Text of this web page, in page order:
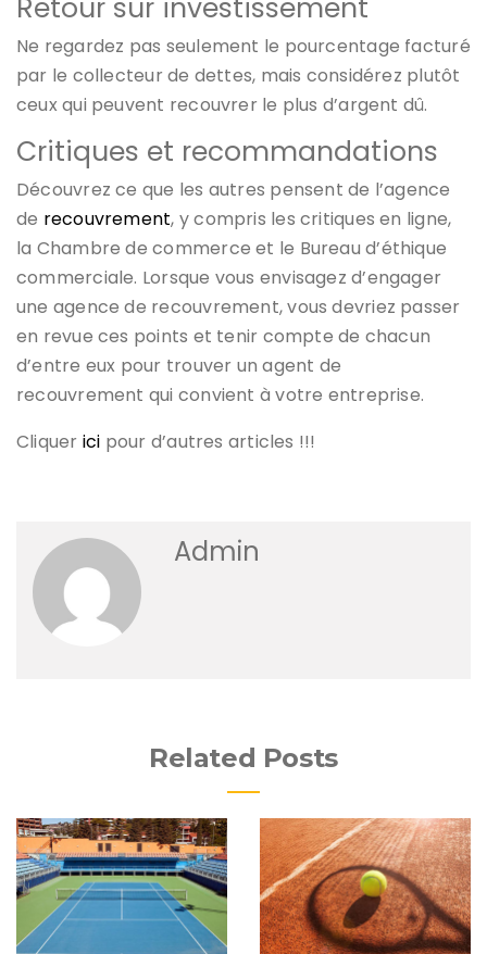
Retour sur investissement
Ne regardez pas seulement le pourcentage facturé
par le collecteur de dettes, mais considérez plutôt
ceux qui peuvent recouvrer le plus d’argent dû.
Critiques et recommandations
Découvrez ce que les autres pensent de l’agence
de recouvrement, y compris les critiques en ligne,
la Chambre de commerce et le Bureau d’éthique
commerciale. Lorsque vous envisagez d’engager
une agence de recouvrement, vous devriez passer
en revue ces points et tenir compte de chacun
d’entre eux pour trouver un agent de
recouvrement qui convient à votre entreprise.
Cliquer ici pour d’autres articles !!!
Admin
Related Posts